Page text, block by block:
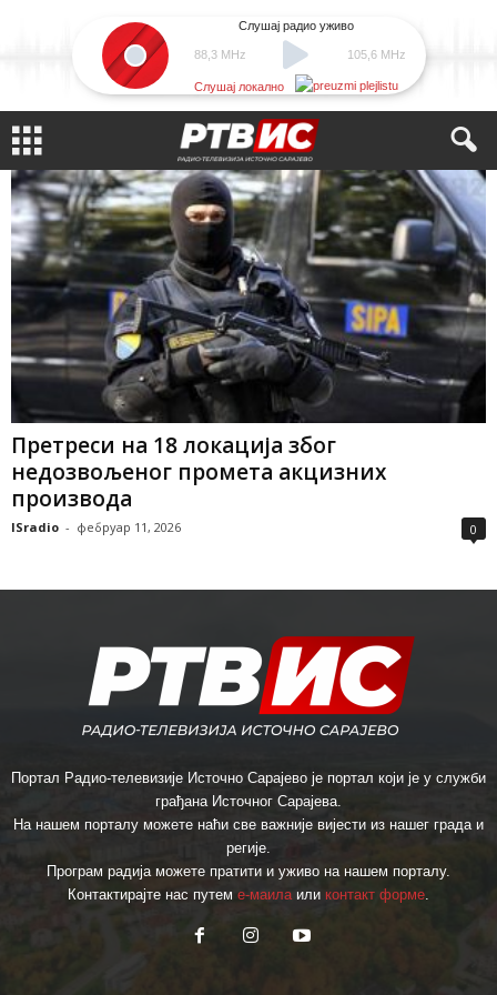
88,3 MHz
Слушај радио уживо
105,6 MHz
Слушај локално
Претреси на 18 локација због
недозвољеног промета акцизних
производа
ISradio - фебруар 11, 2026 0
Портал Радио-телевизије Источно Сарајево је портал који је у служби
грађана Источног Сарајева.
На нашем порталу можете наћи све важније вијести из нашег града и
регије.
Програм радија можете пратити и уживо на нашем порталу.
Контактирајте нас путем е-маилаили контакт форме.